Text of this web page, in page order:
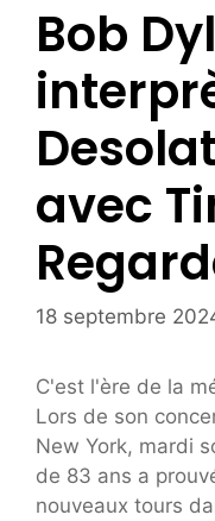
Bob
avec
18 septembre
C'est l'ère de la
Lors de son
New York, mardi
de 83 ans a
nouveaux tours